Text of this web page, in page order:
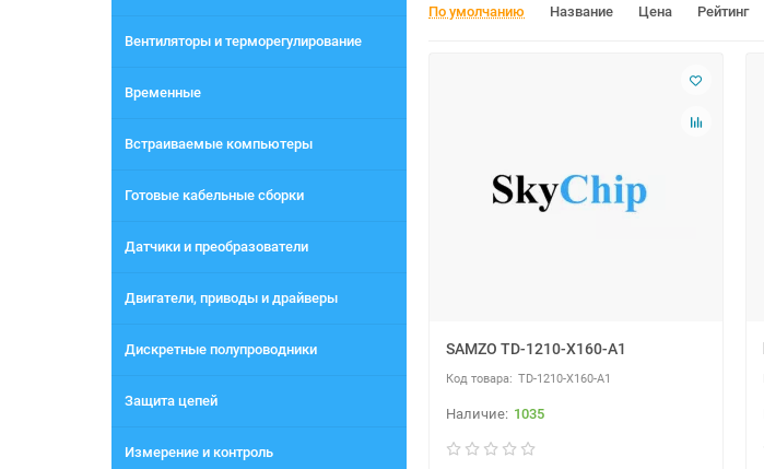
Вентиляторы и терморегулирование
Временные
Встраиваемые компьютеры
Готовые кабельные сборки
Датчики и преобразователи
Двигатели, приводы и драйверы
Дискретные полупроводники
Защита цепей
Измерение и контроль
По умолчанию Название Цена Рейтинг
SAMZO TD-1210-X160-A1
TD-1210-X160-A1
1035